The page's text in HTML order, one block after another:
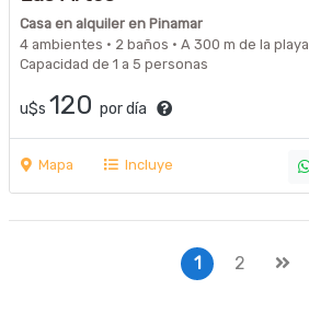
Casa en alquiler en Pinamar
4 ambientes · 2 baños · A 300 m de la playa
Capacidad de 1 a 5 personas
u$s 120 por día
Mapa Incluye
1 2